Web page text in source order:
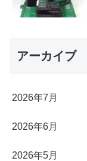
アーカイブ
2026年7月
2026年6月
2026年5月